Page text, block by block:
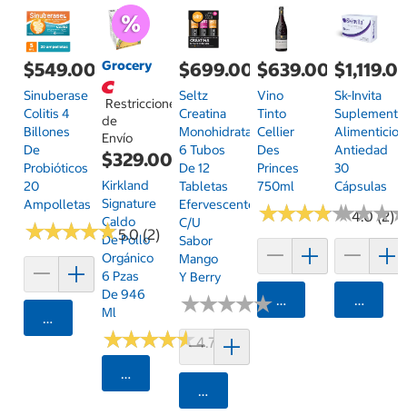
$549.00
Sinuberase
Colitis 4
Billones
De
Probióticos
20
Ampolletas
★★★★★
★★★★★5.0 (2)
Agregar
Grocery
Restricciones
de
Envío
$329.00
Kirkland
Signature
Caldo
De Pollo
Orgánico
6 Pzas
De 946
Ml
★★★★★
★★★★★4.7 (157)
Seleccionar Código Postal
$699.00
Seltz
Creatina
Monohidratada
6 Tubos
De 12
Tabletas
Efervescentes
C/u
Sabor
Mango
Y Berry
★★★★★
★★★★★
Agregar
$639.00
Vino
Tinto
Cellier
Des
Princes
750ml
★★★★★
★★★★★4.0 (2)
Agregar
Sk-Invita
Suplemento
Alimenticio
Antiedad
30
Cápsulas
★★★
★★★